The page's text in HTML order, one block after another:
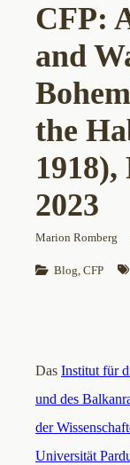
CFP:
and
the
1918),
2023
Marion Romberg
Blog, CFP
Das Institut für
und des
der
Universität